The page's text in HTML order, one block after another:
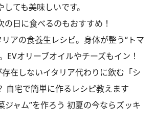
ても美味しいです。
の日に食べるのもおすすめ！
アの食養生レシピ。身体が整う“トマ
EVオリーブオイルやチーズもイン！
在しないイタリア代わりに飲む「シ
自宅で簡単に作るレシピ教えます
ジャム”を作ろう 初夏の今ならズッキ